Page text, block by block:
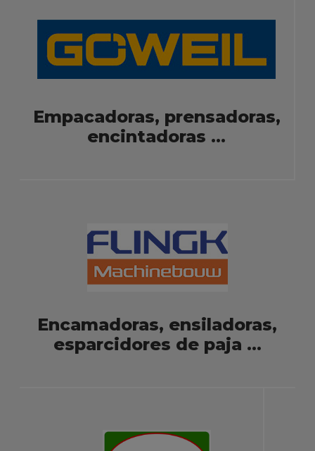
Empacadoras, prensadoras,
encintadoras ...
Encamadoras, ensiladoras,
esparcidores de paja ...